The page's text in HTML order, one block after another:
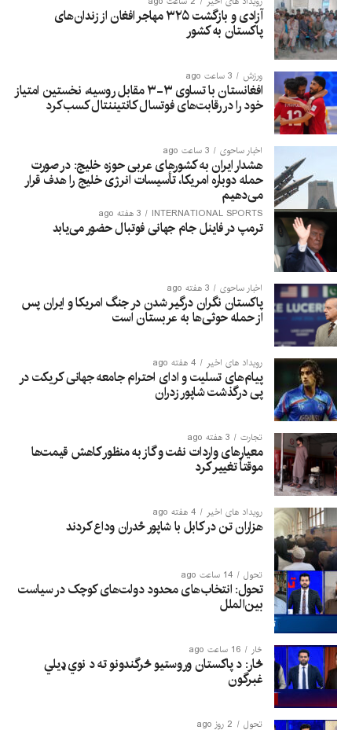
آزادی و بازگشت ۳۲۵ مهاجر افغان از زندان‌های
پاکستان به کشور
ورزش 3 ساعت ago
افغانستان با تساوی ۳-۳ مقابل روسیه، نخستین امتیاز
خود را در رقابت‌های فوتسال کانتیننتال کسب کرد
اخبار ساحوی 3 ساعت ago
هشدار ایران به کشورهای عربی حوزه خلیج: در صورت
حمله دوباره امریکا، تأسیسات انرژی خلیج را هدف قرار
می‌دهیم
INTERNATIONAL SPORTS 3 هفته ago
ترمپ در فاینل جام جهانی فوتبال حضور می‌یابد
اخبار ساحوی 3 هفته ago
پاکستان نگران درگیر شدن در جنگ امریکا و ایران پس
از حمله حوثی‌ها به عربستان است
رویداد های اخیر 4 هفته ago
پیام‌های تسلیت و ادای احترام جامعه جهانی کریکت در
پی درگذشت شاپور زدران
تجارت 3 هفته ago
معیارهای واردات نفت و گاز به منظور کاهش قیمت‌ها
موقتاً تغییر کرد
رویداد های اخیر 4 هفته ago
هزاران تن در کابل با شاپور ځدران وداع کردند
تحول 14 ساعت ago
تحول: انتخاب‌های محدود دولت‌های کوچک در سیاست
بین‌الملل
څار 16 ساعت ago
څار: د پاکستان وروستیو څرگندونو ته د نوي ډیلي
غبرگون
تحول 2 روز ago